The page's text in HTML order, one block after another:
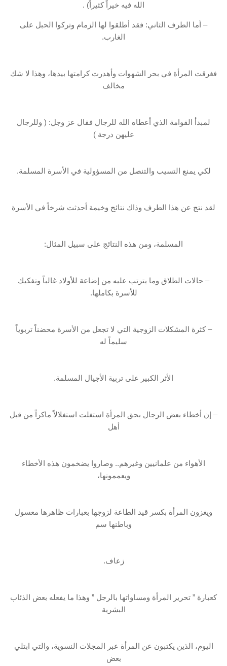
الله فيه خيراً كثيراً) .
– أما الطرف الثاني: فقد أطلقوا لها الزمام وتركوا الحبل على
الغارب.
فغرقت المرأة في بحر الشهوات وأهدرت كرامتها بيدها، وهذا لا شك
مخالف
لمبدأ القوامة الذي أعطاه الله للرجال فقال عز وجل: ( وللرجال
عليهن درجة )
لكي يمنع التسيب والتنصل من المسؤولية في الأسرة المسلمة.
لقد نتج عن هذا الطرف وذاك نتائج وخيمة أحدثت شرخاً في الأسرة
المسلمة، ومن هذه النتائج على سبيل المثال:
– حالات الطلاق وما يترتب عليه من إضاعة للأولاد غالباً وتفكيك
للأسرة بكاملها.
– كثرة المشكلات الزوجية التي لا تجعل من الأسرة محضناً تربوياً
سليماً له
الأثر الكبير على تربية الأجيال المسلمة.
– إن أخطاء بعض الرجال بحق المرأة استغلت استغلالاً ماكراً من قبل
أهل
الأهواء من علمانيين وغيرهم.. وصاروا يضخمون هذه الأخطاء
ويعممونها،
ويغزون المرأة بكسر قيد الطاعة لزوجها بعبارات ظاهرها معسول
وباطنها سم
زعاف.
كعبارة ” تحرير المرأة ومساواتها بالرجل ” وهذا ما يفعله بعض الذئاب
البشرية
اليوم، الذين يكتبون عن المرأة عبر المجلات النسوية، والتي ابتلي
بعض